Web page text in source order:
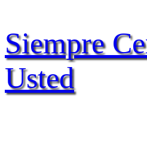
Siempre
Usted